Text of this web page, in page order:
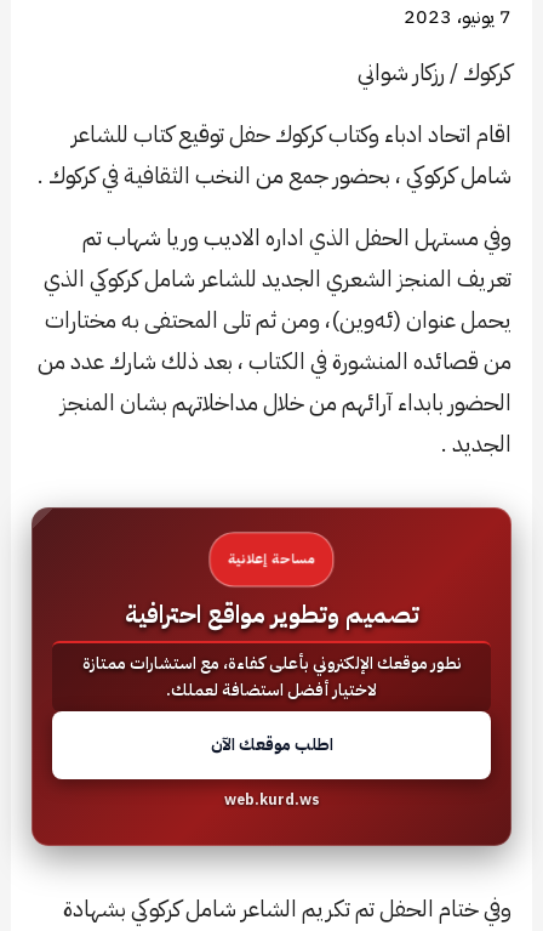
7 يونيو، 2023
كركوك / رزكار شواني
اقام اتحاد ادباء وكتاب كركوك حفل توقيع كتاب للشاعر
شامل كركوكي ، بحضور جمع من النخب الثقافية في كركوك .
وفي مستهل الحفل الذي اداره الاديب وريا شهاب تم
تعريف المنجز الشعري الجديد للشاعر شامل كركوكي الذي
يحمل عنوان (ئەوین)، ومن ثم تلی المحتفی به مختارات
من قصائده المنشورة في الكتاب ، بعد ذلك شارك عدد من
الحضور بابداء آرائهم من خلال مداخلاتهم بشان المنجز
الجديد .
مساحة إعلانية
تصميم وتطوير مواقع احترافية
نطور موقعك الإلكتروني بأعلى كفاءة، مع استشارات ممتازة
لاختيار أفضل استضافة لعملك.
اطلب موقعك الآن
web.kurd.ws
وفي ختام الحفل تم تكريم الشاعر شامل كركوكي بشهادة